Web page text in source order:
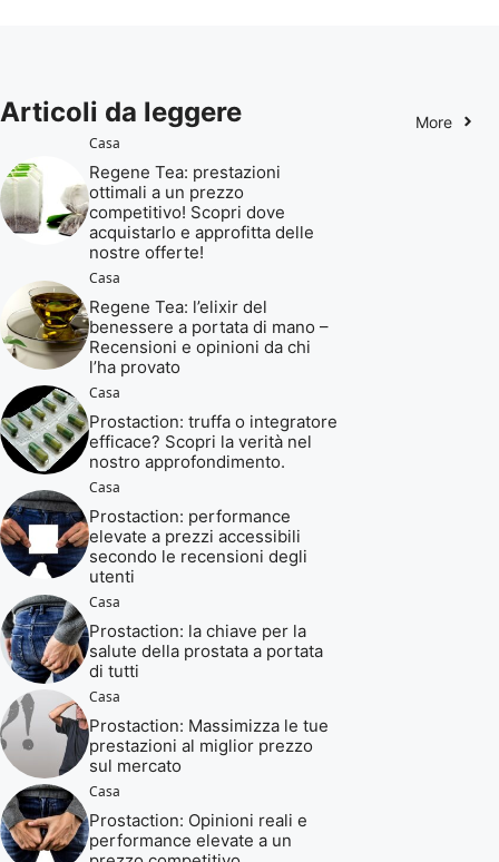
Articoli da leggere
More
Casa
Regene Tea: prestazioni
ottimali a un prezzo
competitivo! Scopri dove
acquistarlo e approfitta delle
nostre offerte!
Casa
Regene Tea: l’elixir del
benessere a portata di mano –
Recensioni e opinioni da chi
l’ha provato
Casa
Prostaction: truffa o integratore
efficace? Scopri la verità nel
nostro approfondimento.
Casa
Prostaction: performance
elevate a prezzi accessibili
secondo le recensioni degli
utenti
Casa
Prostaction: la chiave per la
salute della prostata a portata
di tutti
Casa
Prostaction: Massimizza le tue
prestazioni al miglior prezzo
sul mercato
Casa
Prostaction: Opinioni reali e
performance elevate a un